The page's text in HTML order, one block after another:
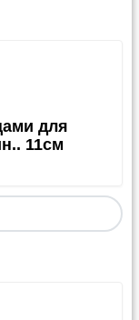
МКАД
груза).
МКАД.
по
за каждые 20
(ТК)
для
11см